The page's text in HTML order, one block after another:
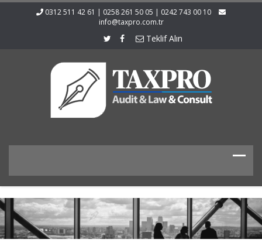
0312 511 42 61 | 0258 261 50 05 | 0242 743 00 10
info@taxpro.com.tr
Teklif Alın